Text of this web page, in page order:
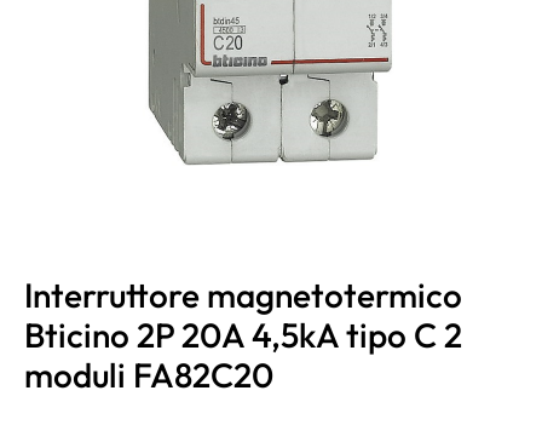
Interruttore magnetotermico
Bticino 2P 20A 4,5kA tipo C 2
moduli FA82C20